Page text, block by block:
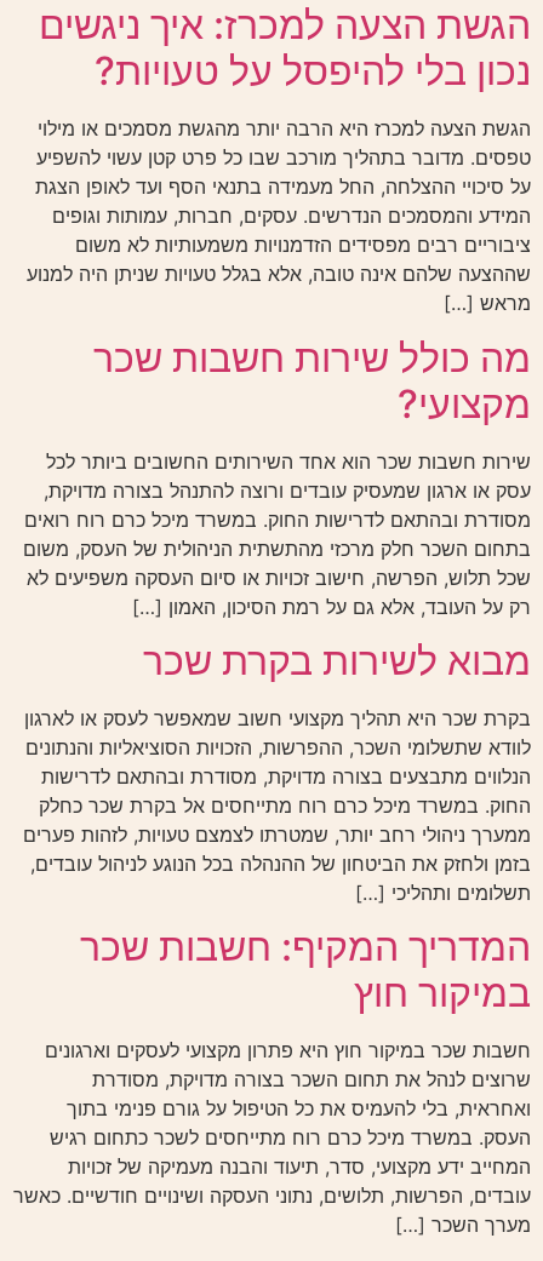
הגשת הצעה למכרז: איך ניגשים
נכון בלי להיפסל על טעויות?
הגשת הצעה למכרז היא הרבה יותר מהגשת מסמכים או מילוי
טפסים. מדובר בתהליך מורכב שבו כל פרט קטן עשוי להשפיע
על סיכויי ההצלחה, החל מעמידה בתנאי הסף ועד לאופן הצגת
המידע והמסמכים הנדרשים. עסקים, חברות, עמותות וגופים
ציבוריים רבים מפסידים הזדמנויות משמעותיות לא משום
שההצעה שלהם אינה טובה, אלא בגלל טעויות שניתן היה למנוע
מראש […]
מה כולל שירות חשבות שכר
מקצועי?
שירות חשבות שכר הוא אחד השירותים החשובים ביותר לכל
עסק או ארגון שמעסיק עובדים ורוצה להתנהל בצורה מדויקת,
מסודרת ובהתאם לדרישות החוק. במשרד מיכל כרם רוח רואים
בתחום השכר חלק מרכזי מהתשתית הניהולית של העסק, משום
שכל תלוש, הפרשה, חישוב זכויות או סיום העסקה משפיעים לא
רק על העובד, אלא גם על רמת הסיכון, האמון […]
מבוא לשירות בקרת שכר
בקרת שכר היא תהליך מקצועי חשוב שמאפשר לעסק או לארגון
לוודא שתשלומי השכר, ההפרשות, הזכויות הסוציאליות והנתונים
הנלווים מתבצעים בצורה מדויקת, מסודרת ובהתאם לדרישות
החוק. במשרד מיכל כרם רוח מתייחסים אל בקרת שכר כחלק
ממערך ניהולי רחב יותר, שמטרתו לצמצם טעויות, לזהות פערים
בזמן ולחזק את הביטחון של ההנהלה בכל הנוגע לניהול עובדים,
תשלומים ותהליכי […]
המדריך המקיף: חשבות שכר
במיקור חוץ
חשבות שכר במיקור חוץ היא פתרון מקצועי לעסקים וארגונים
שרוצים לנהל את תחום השכר בצורה מדויקת, מסודרת
ואחראית, בלי להעמיס את כל הטיפול על גורם פנימי בתוך
העסק. במשרד מיכל כרם רוח מתייחסים לשכר כתחום רגיש
המחייב ידע מקצועי, סדר, תיעוד והבנה מעמיקה של זכויות
עובדים, הפרשות, תלושים, נתוני העסקה ושינויים חודשיים. כאשר
מערך השכר […]